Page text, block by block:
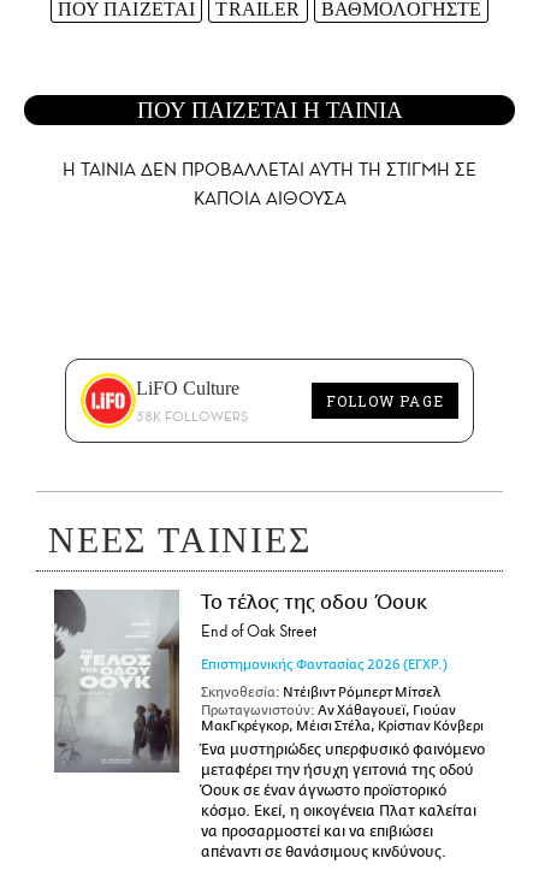
ΠΟΥ ΠΑΙΖΕΤΑΙ TRAILER ΒΑΘΜΟΛΟΓΗΣΤΕ
ΠΟΥ ΠΑΙΖΕΤΑΙ Η ΤΑΙΝΙΑ
Η ΤΑΙΝΙΑ ΔΕΝ ΠΡΟΒΑΛΛΕΤΑΙ AYTH ΤΗ ΣΤΙΓΜΗ ΣΕ
ΚΑΠΟΙΑ ΑΙΘΟΥΣΑ
LiFO Culture
58K FOLLOWERS
FOLLOW PAGE
ΝΕΕΣ ΤΑΙΝΙΕΣ
Το τέλος της οδου Όουκ
End of Oak Street
Επιστημονικής Φαντασίας 2026 (ΕΓΧΡ.)
Σκηνοθεσία: Ντέιβιντ Ρόμπερτ Μίτσελ
Πρωταγωνιστούν: Αν Χάθαγουεϊ, Γιούαν
ΜακΓκρέγκορ, Μέισι Στέλα, Κρίστιαν Κόνβερι
Ένα μυστηριώδες υπερφυσικό φαινόμενο
μεταφέρει την ήσυχη γειτονιά της οδού
Όουκ σε έναν άγνωστο προϊστορικό
κόσμο. Εκεί, η οικογένεια Πλατ καλείται
να προσαρμοστεί και να επιβιώσει
απέναντι σε θανάσιμους κινδύνους.